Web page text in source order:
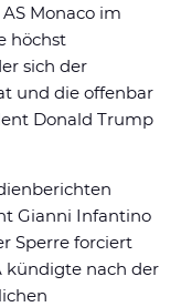
Monaco im
höchst
sich der
und die offenbar
Donald Trump
Gianni Infantino
Sperre forciert
kündigte nach der